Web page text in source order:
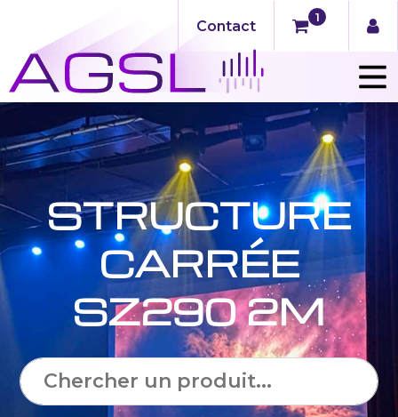
Contact
1
STRUCTURE
CARRÉE
SZ290 2M